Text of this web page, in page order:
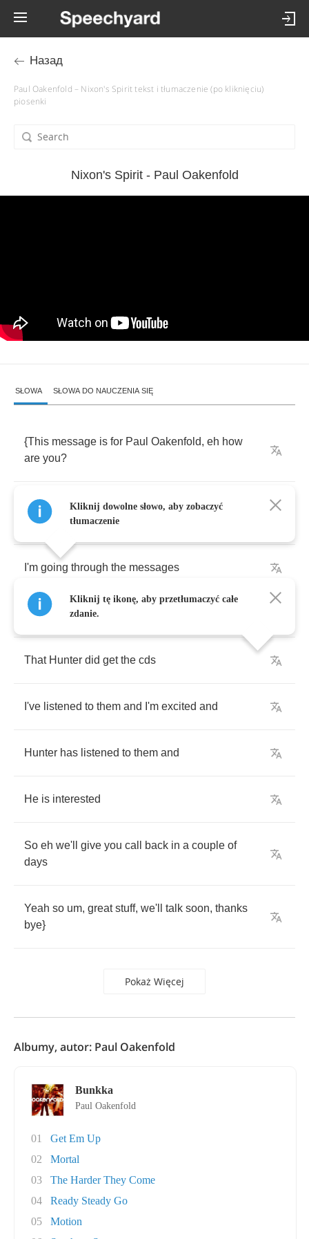
Назад
Paul Oakenfold – Nixon's Spirit tekst i tłumaczenie (po kliknięciu)
piosenki
Nixon's Spirit - Paul Oakenfold
SŁOWA SŁOWA DO NAUCZENIA SIĘ
{This message is for Paul Oakenfold, eh how
are you?
Its Anita Baymont,Hunter Thompson's
assistant
I'm going through the messages
And I'm just getting
That Hunter did get the cds
I've listened to them and I'm excited and
Hunter has listened to them and
He is interested
So eh we'll give you call back in a couple of
days
Yeah so um, great stuff, we'll talk soon, thanks
bye}
Pokaż Więcej
Kliknij dowolne słowo, aby zobaczyć
tłumaczenie
Kliknij tę ikonę, aby przetłumaczyć całe
zdanie.
Albumy, autor: Paul Oakenfold
Bunkka
Paul Oakenfold
01
Get Em Up
02
Mortal
03
The Harder They Come
04
Ready Steady Go
05
Motion